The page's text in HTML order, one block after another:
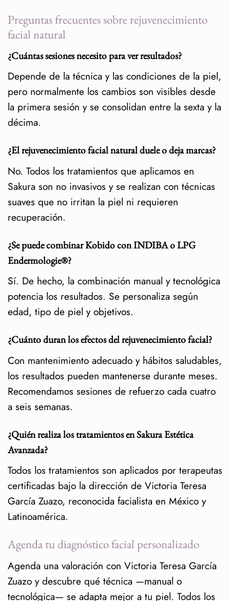
Preguntas frecuentes sobre rejuvenecimiento
facial natural
¿Cuántas sesiones necesito para ver resultados?
Depende de la técnica y las condiciones de la piel,
pero normalmente los cambios son visibles desde
la primera sesión y se consolidan entre la sexta y la
décima.
¿El rejuvenecimiento facial natural duele o deja marcas?
No. Todos los tratamientos que aplicamos en
Sakura son no invasivos y se realizan con técnicas
suaves que no irritan la piel ni requieren
recuperación.
¿Se puede combinar Kobido con INDIBA o LPG
Endermologie®?
Sí. De hecho, la combinación manual y tecnológica
potencia los resultados. Se personaliza según
edad, tipo de piel y objetivos.
¿Cuánto duran los efectos del rejuvenecimiento facial?
Con mantenimiento adecuado y hábitos saludables,
los resultados pueden mantenerse durante meses.
Recomendamos sesiones de refuerzo cada cuatro
a seis semanas.
¿Quién realiza los tratamientos en Sakura Estética
Avanzada?
Todos los tratamientos son aplicados por terapeutas
certificadas bajo la dirección de Victoria Teresa
García Zuazo, reconocida facialista en México y
Latinoamérica.
Agenda tu diagnóstico facial personalizado
Agenda una valoración con Victoria Teresa García
Zuazo y descubre qué técnica —manual o
tecnológica— se adapta mejor a tu piel. Todos los